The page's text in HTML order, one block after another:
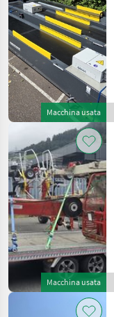
Macchina usata
Macchina usata